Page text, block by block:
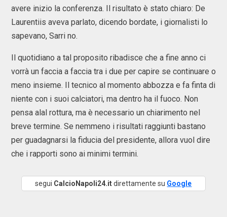
avere inizio la conferenza. Il risultato è stato chiaro: De
Laurentiis aveva parlato, dicendo bordate, i giornalisti lo
sapevano, Sarri no.
Il quotidiano a tal proposito ribadisce che a fine anno ci
vorrà un faccia a faccia tra i due per capire se continuare o
meno insieme. Il tecnico al momento abbozza e fa finta di
niente con i suoi calciatori, ma dentro ha il fuoco. Non
pensa alal rottura, ma è necessario un chiarimento nel
breve termine. Se nemmeno i risultati raggiunti bastano
per guadagnarsi la fiducia del presidente, allora vuol dire
che i rapporti sono ai minimi termini.
segui CalcioNapoli24.itdirettamente su Google